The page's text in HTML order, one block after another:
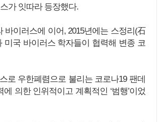
가 잇따라 등장했다.
바이러스에 이어, 2015년에는 스정리(石
미국 바이러스 학자들이 협력해 변종 코
로 우한폐렴으로 불리는 코로나19 팬데
의한 인위적이고 계획적인 ‘범행’이었